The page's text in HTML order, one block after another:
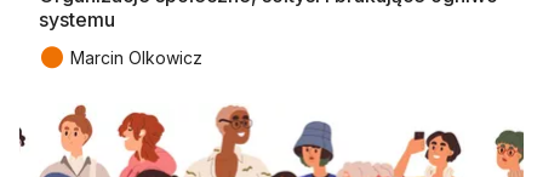
systemu
● Marcin Olkowicz